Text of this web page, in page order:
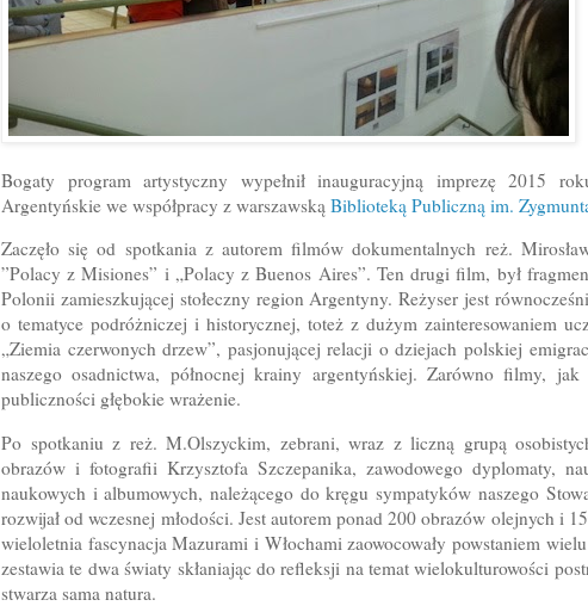
Bogaty program artystyczny wypełnił inauguracyjną imprezę 2015
Argentyńskie we współpracy z warszawską Biblioteką Publiczną im.
Zaczęło się od spotkania z autorem filmów dokumentalnych reż.
”Polacy z Misiones” i „Polacy z Buenos Aires”. Ten drugi film, był
Polonii zamieszkującej stołeczny region Argentyny. Reżyser jest
o tematyce podróżniczej i historycznej, toteż z dużym zainteresowaniem
„Ziemia czerwonych drzew”, pasjonującej relacji o dziejach polskiej
naszego osadnictwa, północnej krainy argentyńskiej. Zarówno filmy,
publiczności głębokie wrażenie.
Po spotkaniu z reż. M.Olszyckim, zebrani, wraz z liczną grupą
obrazów i fotografii Krzysztofa Szczepanika, zawodowego dyplomaty,
naukowych i albumowych, należącego do kręgu sympatyków naszego
rozwijał od wczesnej młodości. Jest autorem ponad 200 obrazów olejnych i
wieloletnia fascynacja Mazurami i Włochami zaowocowały powstaniem
zestawia te dwa światy skłaniając do refleksji na temat wielokulturowości
stwarza sama natura.